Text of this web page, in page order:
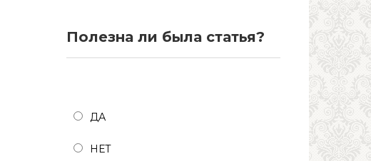
Полезна ли была статья?
ДА
НЕТ